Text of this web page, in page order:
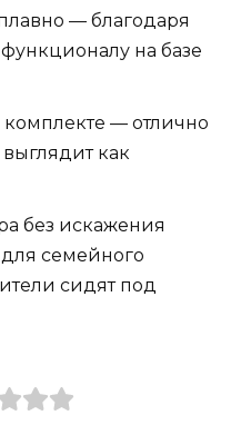
— благодаря
на базе
— отлично
как
без искажения
семейного
сидят под